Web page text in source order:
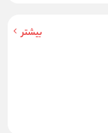
بیشتر